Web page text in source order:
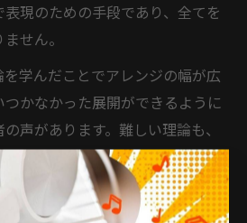
現のための手段であり、全てを
せん。
学んだことでアレンジの幅が広
かなかった展開ができるように
声があります。難しい理論も、
分のものにしていくことが、
のコツです。